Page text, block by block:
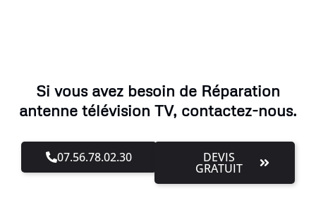
Si vous avez besoin de Réparation
antenne télévision TV, contactez-nous.
07.56.78.02.30 DEVIS
GRATUIT